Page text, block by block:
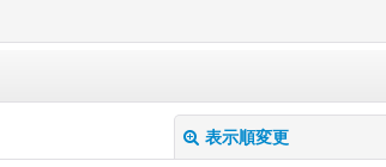
表示順変更